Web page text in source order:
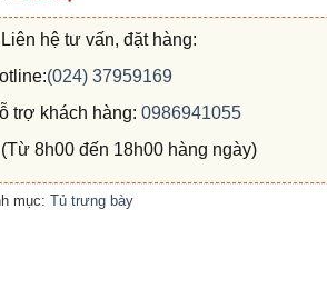
Liên hệ tư vấn, đặt hàng:
(024) 37959169
trợ khách hàng: 0986941055
(Từ 8h00 đến 18h00 hàng ngày)
mục: Tủ trưng bày